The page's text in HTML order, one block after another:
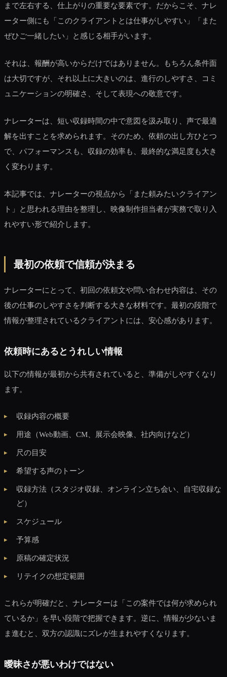
まで左右する、仕上がりの重要な要素です。だからこそ、ナレ
ーター側にも「このクライアントとは仕事がしやすい」「また
ぜひご一緒したい」と感じる相手がいます。
それは、報酬が高いからだけではありません。もちろん条件面
は大切ですが、それ以上に大きいのは、進行のしやすさ、コミ
ュニケーションの明確さ、そして表現への敬意です。
ナレーターは、短い収録時間の中で意図を汲み取り、声で最適
解を出すことを求められます。そのため、依頼の出し方ひとつ
で、パフォーマンスも、収録の効率も、最終的な満足度も大き
く変わります。
本記事では、ナレーターの視点から「また頼みたいクライアン
ト」と思われる理由を整理し、映像制作担当者が実務で取り入
れやすい形で紹介します。
最初の依頼で信頼が決まる
ナレーターにとって、初回の依頼文や問い合わせ内容は、その
後の仕事のしやすさを判断する大きな材料です。最初の段階で
情報が整理されているクライアントには、安心感があります。
依頼時にあるとうれしい情報
以下の情報が最初から共有されていると、準備がしやすくなり
ます。
収録内容の概要
用途（Web動画、CM、展示会映像、社内向けなど）
尺の目安
希望する声のトーン
収録方法（スタジオ収録、オンライン立ち会い、自宅収録な
ど）
スケジュール
予算感
原稿の確定状況
リテイクの想定範囲
これらが明確だと、ナレーターは「この案件では何が求められ
ているか」を早い段階で把握できます。逆に、情報が少ないま
ま進むと、双方の認識にズレが生まれやすくなります。
曖昧さが悪いわけではない